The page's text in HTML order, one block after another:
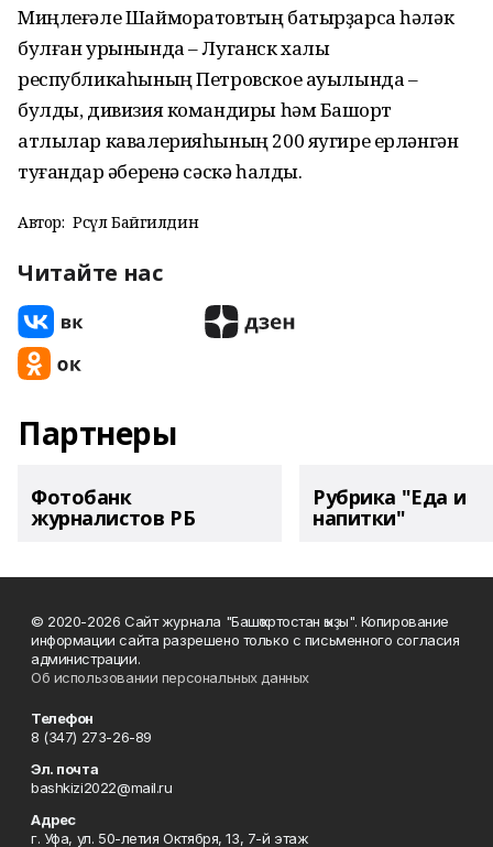
Миңлеғәле Шайморатовтың батырҙарса һәләк
булған урынында – Луганск халыҡ
республикаһының Петровское ауылында –
булды, дивизия командиры һәм Башҡорт
атлылар кавалерияһының 200 яугире ерләнгән
туғандар ҡәберенә сәскә һалды.
Автор: Рәсүл Байгилдин
Читайте нас
Партнеры
Фотобанк
журналистов РБ
Рубрика "Еда и
напитки"
© 2020-2026 Сайт журнала "Башҡортостан ҡыҙы". Копирование
информации сайта разрешено только с письменного согласия
администрации.
Об использовании персональных данных
Телефон
8 (347) 273-26-89
Эл. почта
bashkizi2022@mail.ru
Адрес
г. Уфа, ул. 50-летия Октября, 13, 7-й этаж